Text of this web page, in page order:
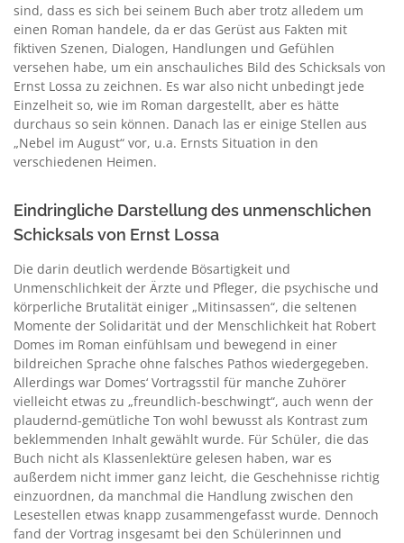
sind, dass es sich bei seinem Buch aber trotz alledem um
einen Roman handele, da er das Gerüst aus Fakten mit
fiktiven Szenen, Dialogen, Handlungen und Gefühlen
versehen habe, um ein anschauliches Bild des Schicksals von
Ernst Lossa zu zeichnen. Es war also nicht unbedingt jede
Einzelheit so, wie im Roman dargestellt, aber es hätte
durchaus so sein können. Danach las er einige Stellen aus
„Nebel im August“ vor, u.a. Ernsts Situation in den
verschiedenen Heimen.
Eindringliche Darstellung des unmenschlichen
Schicksals von Ernst Lossa
Die darin deutlich werdende Bösartigkeit und
Unmenschlichkeit der Ärzte und Pfleger, die psychische und
körperliche Brutalität einiger „Mitinsassen“, die seltenen
Momente der Solidarität und der Menschlichkeit hat Robert
Domes im Roman einfühlsam und bewegend in einer
bildreichen Sprache ohne falsches Pathos wiedergegeben.
Allerdings war Domes‘ Vortragsstil für manche Zuhörer
vielleicht etwas zu „freundlich-beschwingt“, auch wenn der
plaudernd-gemütliche Ton wohl bewusst als Kontrast zum
beklemmenden Inhalt gewählt wurde. Für Schüler, die das
Buch nicht als Klassenlektüre gelesen haben, war es
außerdem nicht immer ganz leicht, die Geschehnisse richtig
einzuordnen, da manchmal die Handlung zwischen den
Lesestellen etwas knapp zusammengefasst wurde. Dennoch
fand der Vortrag insgesamt bei den Schülerinnen und